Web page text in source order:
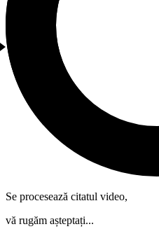
Se procesează citatul video,
vă rugăm așteptați...